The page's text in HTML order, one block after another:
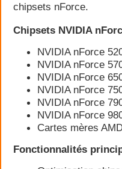
chipsets nForce.
Chipsets NVIDIA
NVIDIA nForce
NVIDIA nForce
NVIDIA nForce
NVIDIA nForce
NVIDIA nForce
NVIDIA nForce
Cartes mères
Fonctionnalités